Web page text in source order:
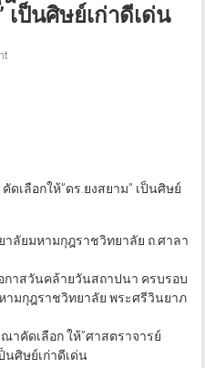
เป็นศิษย์เก่าดีเด่น
เลือกให้”ดร.ยงสยาม” เป็นศิษย์
าลัยมหามกุฎราชวิทยาลัย ถ.ศาลา
กาสวันคล้ายวันสถาปนา ครบรอบ
มกุฎราชวิทยาลัย พระศรีวินยาภ
คัดเลือก ให้”ศาสตราจารย์
นศิษย์เก่าดีเด่น